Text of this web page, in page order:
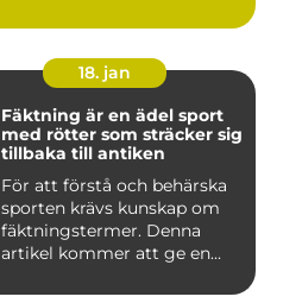
18. jan
Fäktning är en ädel sport
med rötter som sträcker sig
tillbaka till antiken
För att förstå och behärska
sporten krävs kunskap om
fäktningstermer. Denna
artikel kommer att ge en...